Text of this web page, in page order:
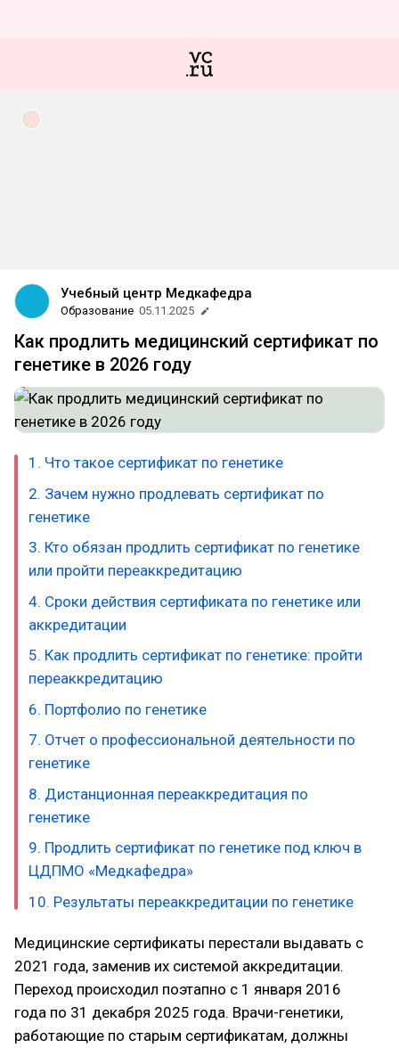
Учебный центр Медкафедра
Образование 05.11.2025
Как продлить медицинский сертификат по
генетике в 2026 году
1. Что такое сертификат по генетике
2. Зачем нужно продлевать сертификат по
генетике
3. Кто обязан продлить сертификат по генетике
или пройти переаккредитацию
4. Сроки действия сертификата по генетике или
аккредитации
5. Как продлить сертификат по генетике: пройти
переаккредитацию
6. Портфолио по генетике
7. Отчет о профессиональной деятельности по
генетике
8. Дистанционная переаккредитация по
генетике
9. Продлить сертификат по генетике под ключ в
ЦДПМО «Медкафедра»
10. Результаты переаккредитации по генетике
Медицинские сертификаты перестали выдавать с
2021 года, заменив их системой аккредитации.
Переход происходил поэтапно с 1 января 2016
года по 31 декабря 2025 года. Врачи-генетики,
работающие по старым сертификатам, должны